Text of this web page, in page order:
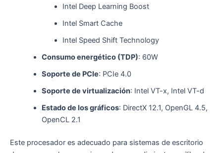
Intel Deep Learning Boost
Intel Smart Cache
Intel Speed Shift Technology
Consumo energético (TDP): 60W
Soporte de PCIe: PCIe 4.0
Soporte de virtualización: Intel VT-x, Intel VT-d
Estado de los gráficos: DirectX 12.1, OpenGL 4.5,
OpenCL 2.1
Este procesador es adecuado para sistemas de escritorio